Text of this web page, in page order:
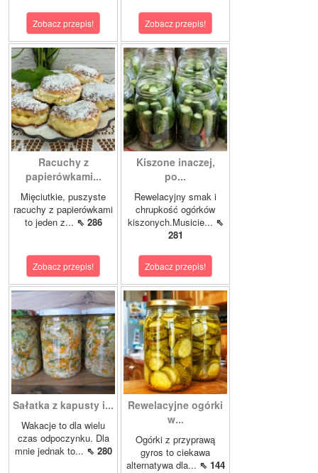
Zobacz przepis! Zobacz przepis!
Racuchy z
papierówkami...
Mięciutkie, puszyste
racuchy z papierówkami
to jeden z... ⇖ 286
Zobacz przepis!
Kiszone inaczej,
po...
Rewelacyjny smak i
chrupkość ogórków
kiszonych.Musicie... ⇖
281
Zobacz przepis!
Sałatka z kapusty i...
Wakacje to dla wielu
czas odpoczynku. Dla
mnie jednak to... ⇖ 280
Rewelacyjne ogórki
w...
Ogórki z przyprawą
gyros to ciekawa
alternatywa dla... ⇖ 144